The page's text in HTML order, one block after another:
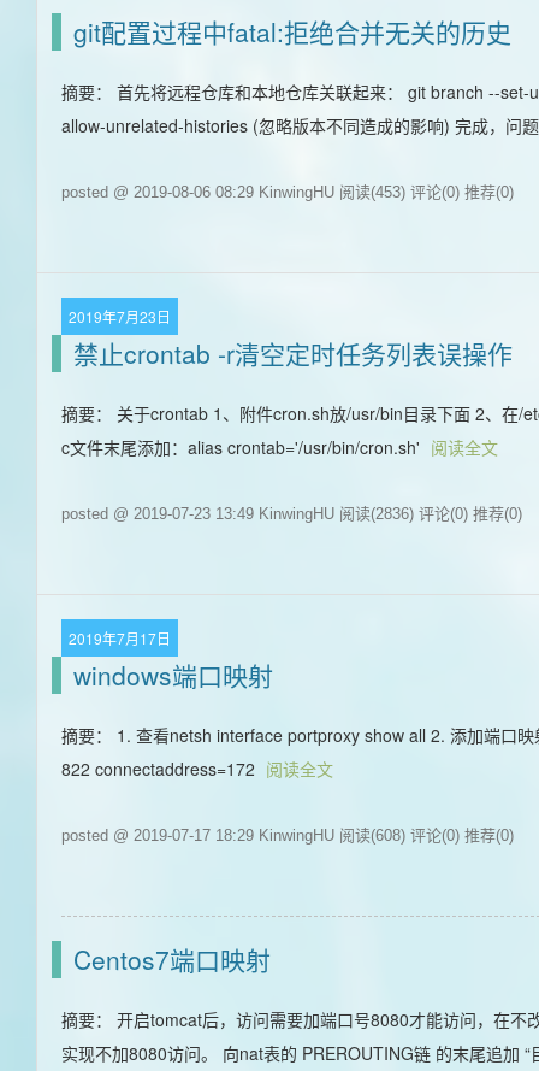
git配置过程中fatal:拒绝合并无关的历史
摘要： 首先将远程仓库和本地仓库关联起来： git branch --
allow-unrelated-histories (忽略版本不同造成的影响) 完成，问
posted @ 2019-08-06 08:29 KinwingHU 阅读(453) 评论(0) 推荐(0)
2019年7月23日
禁止crontab -r清空定时任务列表误操作
摘要： 关于crontab 1、附件cron.sh放/usr/bin目录下面 2、在
c文件末尾添加：alias crontab='/usr/bin/cron.sh' 阅读全文
posted @ 2019-07-23 13:49 KinwingHU 阅读(2836) 评论(0) 推荐(0)
2019年7月17日
windows端口映射
摘要： 1. 查看netsh interface portproxy show all 2. 添加端口
822 connectaddress=172 阅读全文
posted @ 2019-07-17 18:29 KinwingHU 阅读(608) 评论(0) 推荐(0)
Centos7端口映射
摘要： 开启tomcat后，访问需要加端口号8080才能访问，在
实现不加8080访问。 向nat表的 PREROUTING链 的末尾追加